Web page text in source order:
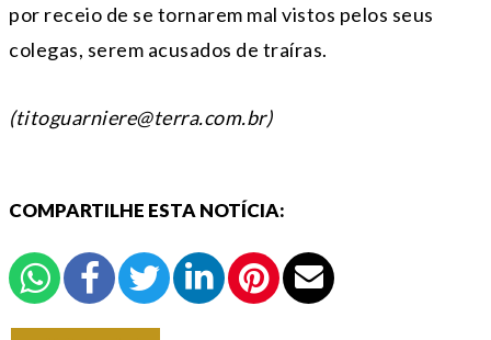
por receio de se tornarem mal vistos pelos seus
colegas, serem acusados de traíras.
(titoguarniere@terra.com.br)
COMPARTILHE ESTA NOTÍCIA: